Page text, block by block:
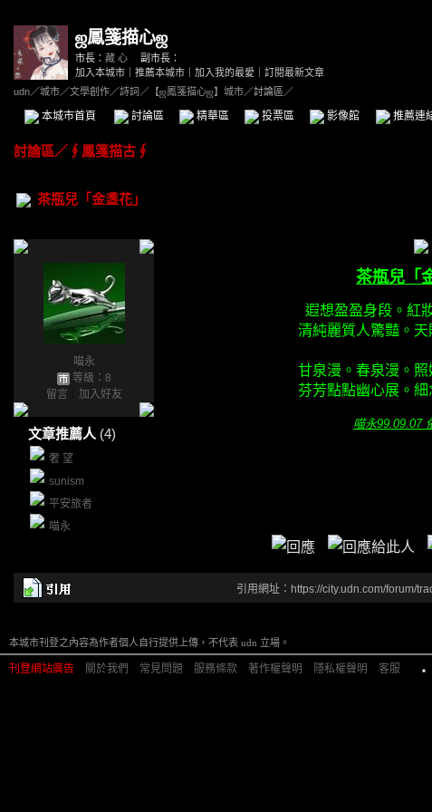
ஜ鳳箋描心ஜ
市長： 藏 心
副市長：
加入本城市
推薦本城市 加入我的最愛
訂閱最新文章
udn／城市／文學創作／詩詞 ／ 【ஜ鳳箋描心ஜ】城市／討論區／
本城市首頁 討論區 精華區 投票區 影像館 推薦連
討論區／ ∮鳳箋描古∮
茶瓶兒「金盞花」
喵永
等級：8
留言
加入好友
文章推薦人 (4)
奢 望
sunism
平安旅者
喵永
茶瓶兒「
遐想盈盈身段。紅
清純麗質人驚豔。天
甘泉漫。春泉漫。照
芬芳點點幽心展。細
喵永99.09.07
引用網址：https://city.udn.com/forum/
本城市刊登之內容為作者個人自行提供上傳，不代表 udn 立場。
刊登網站廣告 關於我們 常見問題 服務條款 著作權聲明 隱私權聲明 客服